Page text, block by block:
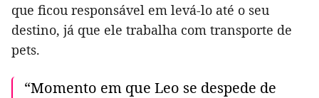
que ficou responsável em levá-lo até o seu
destino, já que ele trabalha com transporte de
pets.
“Momento em que Leo se despede de